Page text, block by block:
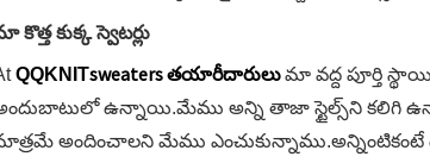
కొత్త కుక్క స్వెటర్లు
QQKNITsweaters తయారీదారులుమా వద్ద పూర్తి
ఉన్నాయి.మేము అన్ని తాజా స్టైల్స్‌ని కలిగి
అందించాలని మేము ఎంచుకున్నాము.అన్నింటికంటే